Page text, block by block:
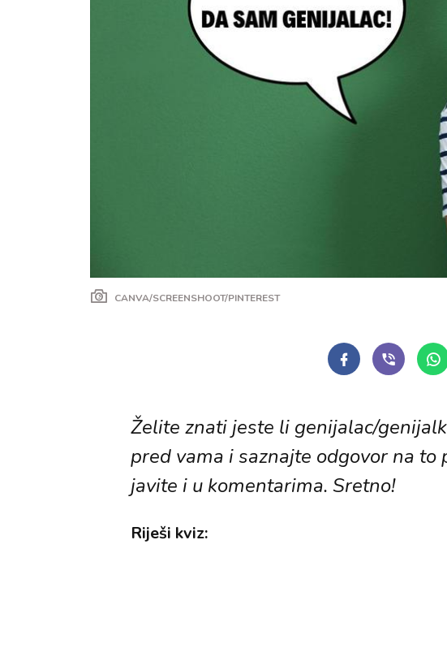
CANVA/SCREENSHOOT/PINTEREST
Želite znati jeste li genijalac/
pred vama i saznajte odgovor na to
javite i u komentarima. Sretno!
Riješi kviz: